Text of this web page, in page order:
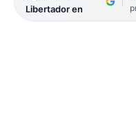
Libertador en